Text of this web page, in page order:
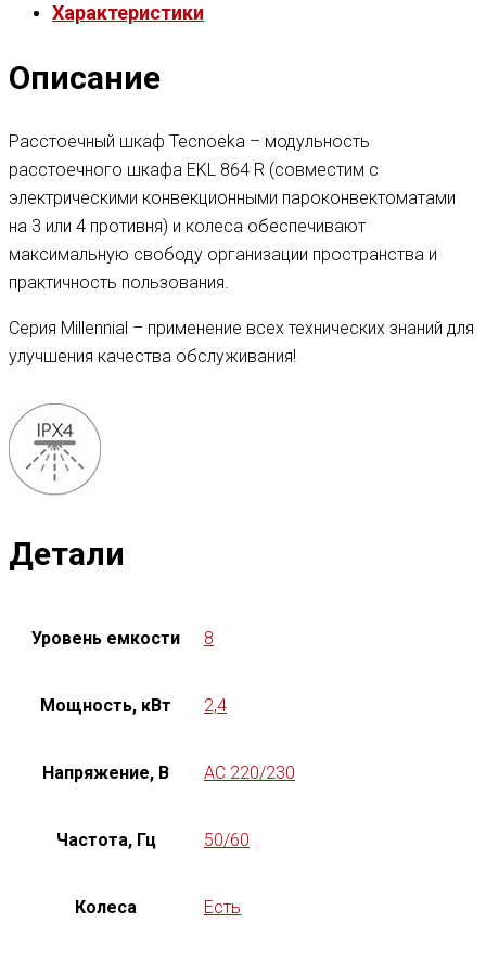
Характеристики
Описание
Расстоечный шкаф Tecnoeka – модульность
расстоечного шкафа EKL 864 R (совместим с
электрическими конвекционными пароконвектоматами
на 3 или 4 противня) и колеса обеспечивают
максимальную свободу организации пространства и
практичность пользования.
Серия Millennial – применение всех технических знаний для
улучшения качества обслуживания!
Детали
Уровень емкости 8
Мощность, кВт 2,4
Напряжение, В AC 220/230
Частота, Гц 50/60
Колеса Есть